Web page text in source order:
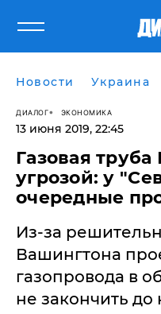
Новости Украина
ДИАЛОГ ЭКОНОМИКА
13 июня 2019, 22:45
Газовая
угрозой: у
очередные
Из-за
Вашингтона
газопровода в
не закончить до